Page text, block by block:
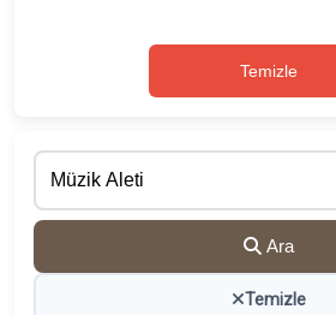
Temizle
Ara
Temizle